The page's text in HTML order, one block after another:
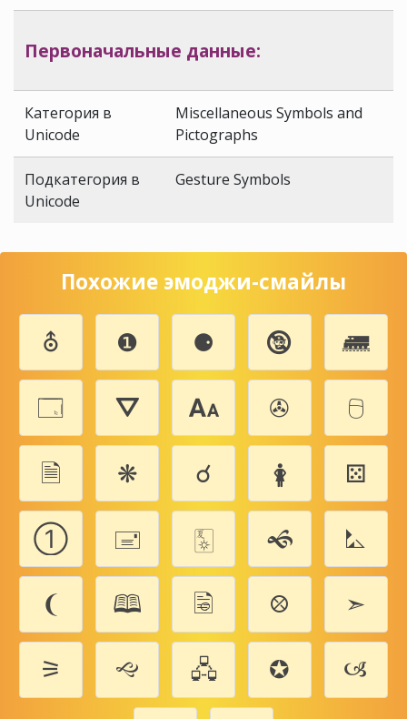
Первоначальные данные:
Категория в
Unicode
Miscellaneous Symbols and
Pictographs
Подкатегория в
Unicode
Gesture Symbols
Похожие эмоджи-смайлы
⛢ ❶ ⚈ 🕲
🛲
🗔
⛛ 🗛 ✇
🖯
🗎
❋ ☌ 🛊
⚄
➀
🖃 🀧 🙜
⛡
❨
🕮 🗟 ⛒
➣
⚞
🙙 🖧 ✪
🙢